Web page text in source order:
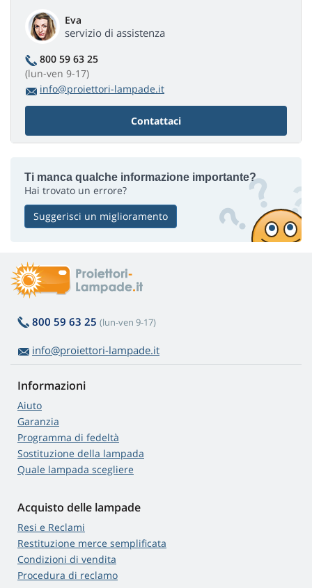
Eva
servizio di assistenza
800 59 63 25
(lun-ven 9-17)
info@proiettori-lampade.it
Contattaci
Ti manca qualche informazione importante?
Hai trovato un errore?
Suggerisci un miglioramento
800 59 63 25 (lun-ven 9-17)
info@proiettori-lampade.it
Informazioni
Aiuto
Garanzia
Programma di fedeltà
Sostituzione della lampada
Quale lampada scegliere
Acquisto delle lampade
Resi e Reclami
Restituzione merce semplificata
Condizioni di vendita
Procedura di reclamo